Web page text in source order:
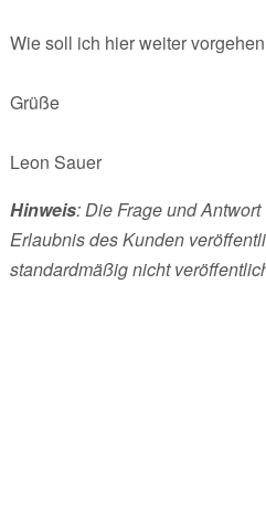
Wie soll ich hier weiter
Grüße
Leon Sauer
Hinweis: Die Frage und
Erlaubnis des Kunden
standardmäßig nicht